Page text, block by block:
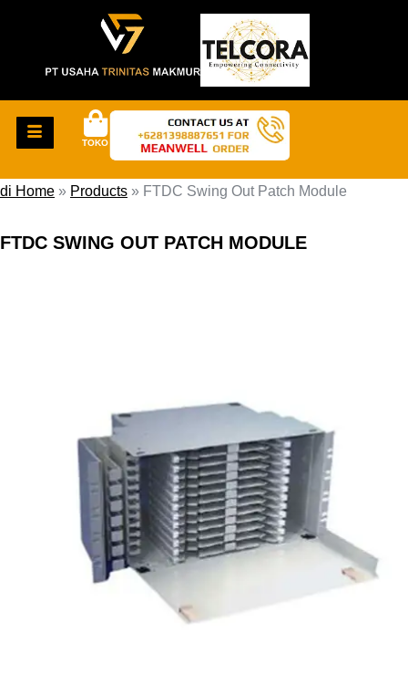
TOKO
di Home » Products » FTDC Swing Out Patch Module
FTDC SWING OUT PATCH MODULE